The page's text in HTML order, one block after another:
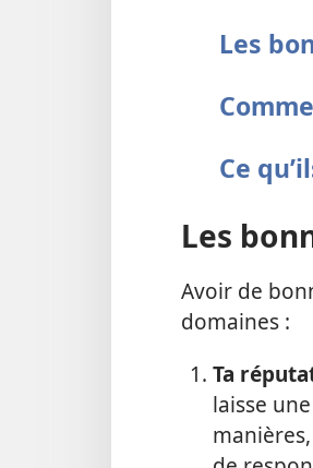
Les
Ce
Les
Avoir de
domaines :
Ta
laisse